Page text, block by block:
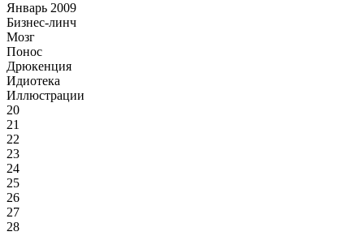
Январь 2009
Бизнес-линч
Мозг
Понос
Дрюкенция
Идиотека
Иллюстрации
20
21
22
23
24
25
26
27
28